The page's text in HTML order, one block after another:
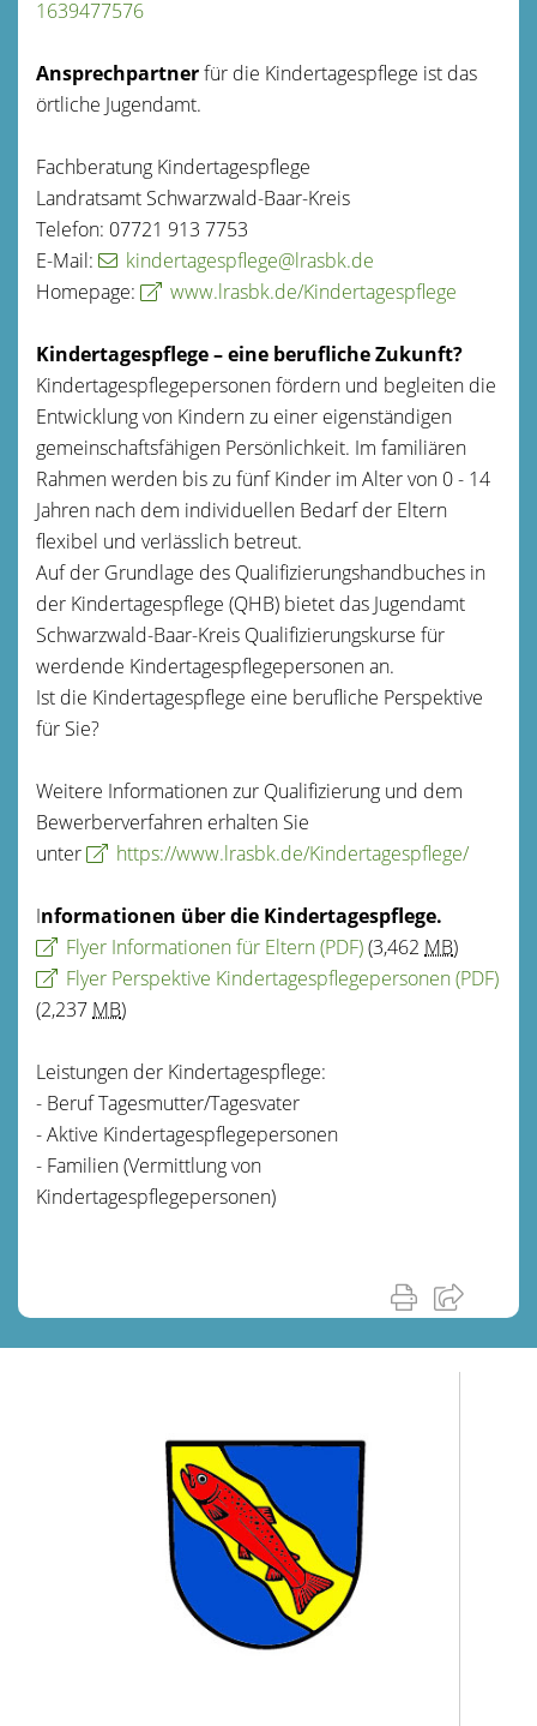
1639477576
Ansprechpartnerfür die Kindertagespflege ist das
örtliche Jugendamt.
Fachberatung Kindertagespflege
Landratsamt Schwarzwald-Baar-Kreis
Telefon: 07721 913 7753
E-Mail:
kindertagespflege@lrasbk.de
Homepage:
www.lrasbk.de/Kindertagespflege
Kindertagespflege – eine berufliche Zukunft?
Kindertagespflegepersonen fördern und begleiten die
Entwicklung von Kindern zu einer eigenständigen
gemeinschaftsfähigen Persönlichkeit. Im familiären
Rahmen werden bis zu fünf Kinder im Alter von 0 - 14
Jahren nach dem individuellen Bedarf der Eltern
flexibel und verlässlich betreut.
Auf der Grundlage des Qualifizierungshandbuches in
der Kindertagespflege (QHB) bietet das Jugendamt
Schwarzwald-Baar-Kreis Qualifizierungskurse für
werdende Kindertagespflegepersonen an.
Ist die Kindertagespflege eine berufliche Perspektive
für Sie?
Weitere Informationen zur Qualifizierung und dem
Bewerberverfahren erhalten Sie
unter
https://www.lrasbk.de/Kindertagespflege/
Informationen über die Kindertagespflege.
Flyer Informationen für Eltern(PDF)(3,462 MB)
Flyer Perspektive Kindertagespflegepersonen(PDF)
(2,237 MB)
Leistungen der Kindertagespflege:
- Beruf Tagesmutter/Tagesvater
- Aktive Kindertagespflegepersonen
- Familien (Vermittlung von
Kindertagespflegepersonen)